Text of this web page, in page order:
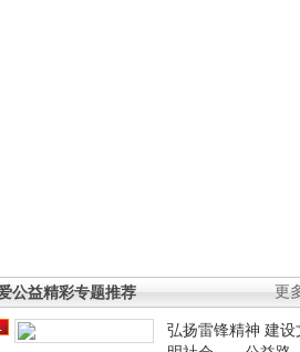
更
公益精彩专题推荐
弘扬雷锋精神 建设